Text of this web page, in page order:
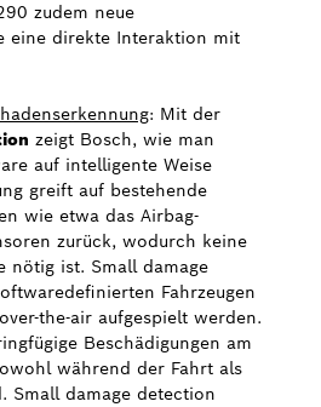
zudem neue
eine direkte Interaktion mit
: Mit der
zeigt Bosch, wie man
auf intelligente Weise
greift auf bestehende
wie etwa das Airbag-
zurück, wodurch keine
nötig ist. Small damage
Fahrzeugen
the-air aufgespielt werden.
Beschädigungen am
während der Fahrt als
Small damage detection